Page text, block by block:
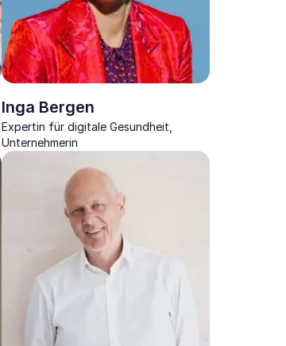
Inga Bergen
Expertin für digitale Gesundheit,
Unternehmerin